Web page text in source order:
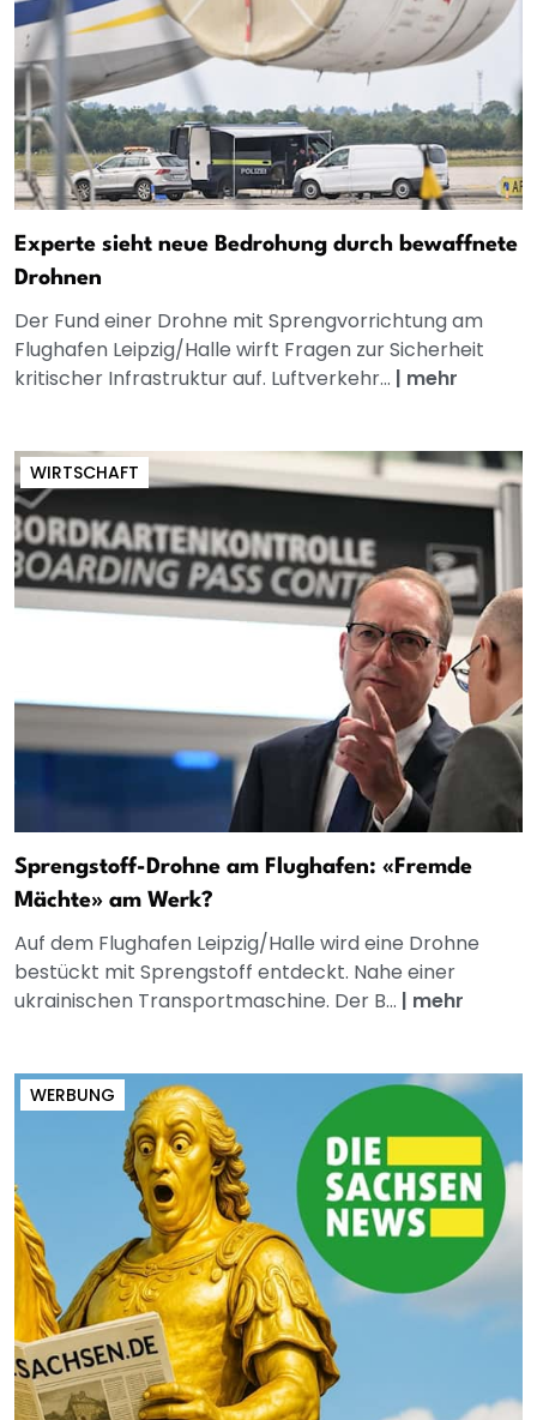
Experte sieht neue Bedrohung durch bewaffnete
Drohnen
Der Fund einer Drohne mit Sprengvorrichtung am
Flughafen Leipzig/Halle wirft Fragen zur Sicherheit
kritischer Infrastruktur auf. Luftverkehr... | mehr
WIRTSCHAFT
Sprengstoff-Drohne am Flughafen: «Fremde
Mächte» am Werk?
Auf dem Flughafen Leipzig/Halle wird eine Drohne
bestückt mit Sprengstoff entdeckt. Nahe einer
ukrainischen Transportmaschine. Der B... | mehr
WERBUNG